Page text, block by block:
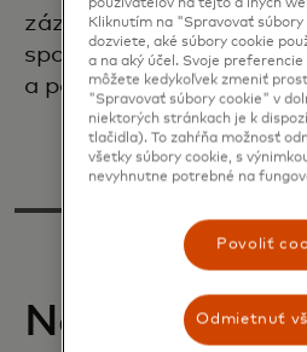
zázemí, vytvára trvalú
spoločnosť Mastercard
a posilňuje naše
Náš záväzok
Kliknutím na "Spravovať súbory
dozviete, aké súbory cookie
a na aký účel. Svoje
môžete kedykoľvek zmeniť
"Spravovať súbory cookie" v
niektorých stránkach je k
tlačidla). To zahŕňa možnosť
všetky súbory cookie, s
nevyhnutne potrebné na
Povoliť
Odmietnuť